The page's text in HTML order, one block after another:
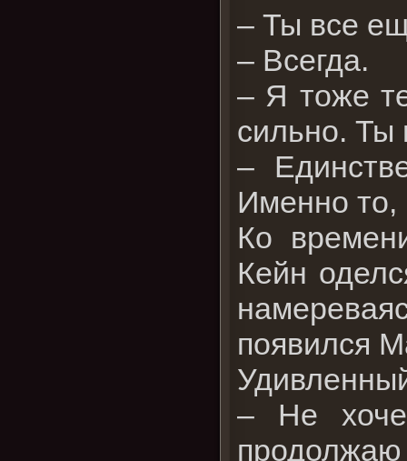
– Ты все
– Всегда.
– Я тоже
сильно. Ты
–
Именно то,
Ко
Кейн
появился
– Не
продолжаю